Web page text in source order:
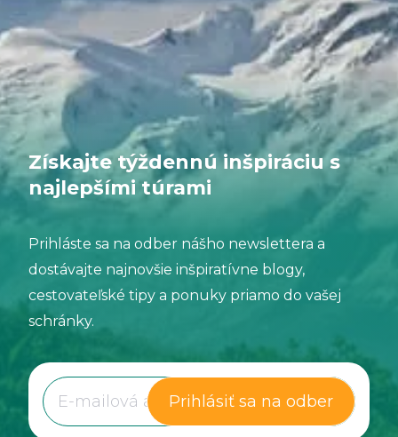
Získajte týždennú inšpiráciu s
najlepšími túrami
Prihláste sa na odber nášho newslettera a
dostávajte najnovšie inšpiratívne blogy,
cestovateľské tipy a ponuky priamo do vašej
schránky.
Prihlásiť sa na odber